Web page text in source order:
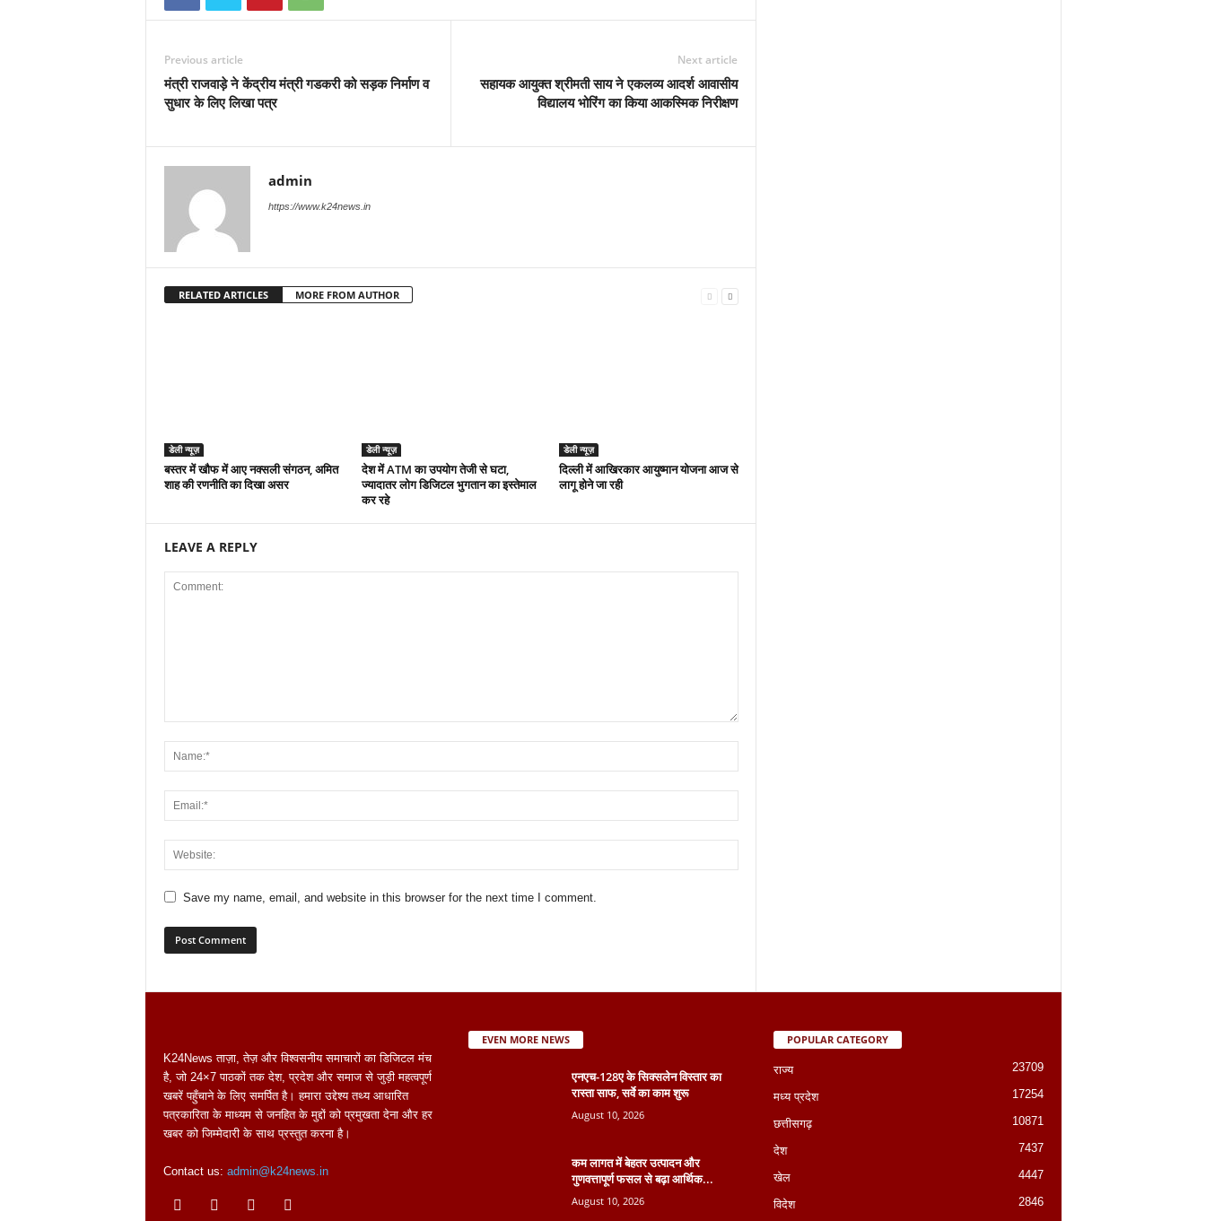
Previous article
मंत्री राजवाड़े ने केंद्रीय मंत्री गडकरी को सड़क निर्माण व
सुधार के लिए लिखा पत्र
Next article
सहायक आयुक्त श्रीमती साय ने एकलव्य आदर्श आवासीय
विद्यालय भोरिंग का किया आकस्मिक निरीक्षण
admin
https://www.k24news.in
RELATED ARTICLES MORE FROM AUTHOR
डेली न्यूज़
बस्तर में खौफ में आए नक्सली संगठन, अमित
शाह की रणनीति का दिखा असर
डेली न्यूज़
देश में ATM का उपयोग तेजी से घटा,
ज्यादातर लोग डिजिटल भुगतान का इस्तेमाल
कर रहे
डेली न्यूज़
द‍िल्‍ली में आख‍िरकार आयुष्‍मान योजना आज से
लागू होने जा रही
LEAVE A REPLY
Save my name, email, and website in this browser for the next time I comment.
K24News ताज़ा, तेज़ और विश्वसनीय समाचारों का डिजिटल मंच
है, जो 24×7 पाठकों तक देश, प्रदेश और समाज से जुड़ी महत्वपूर्ण
खबरें पहुँचाने के लिए समर्पित है। हमारा उद्देश्य तथ्य आधारित
पत्रकारिता के माध्यम से जनहित के मुद्दों को प्रमुखता देना और हर
खबर को जिम्मेदारी के साथ प्रस्तुत करना है।
Contact us: admin@k24news.in
EVEN MORE NEWS
एनएच-128ए के सिक्सलेन विस्तार का
रास्ता साफ, सर्वे का काम शुरू
August 10, 2026
कम लागत में बेहतर उत्पादन और
गुणवत्तापूर्ण फसल से बढ़ा आर्थिक...
August 10, 2026
POPULAR CATEGORY
राज्य 23709
मध्य प्रदेश 17254
छत्तीसगढ़ 10871
देश 7437
खेल 4447
विदेश 2846